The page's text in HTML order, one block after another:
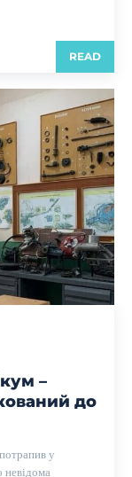
READ
–
до
у
невідома